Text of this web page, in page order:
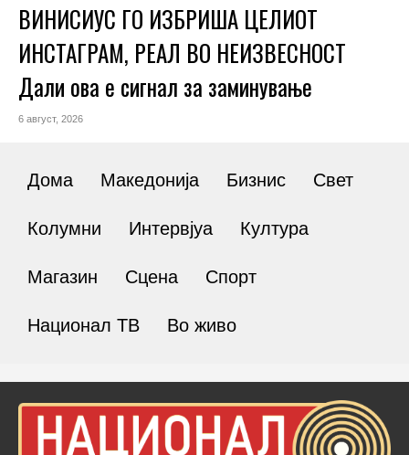
ВИНИСИУС ГО ИЗБРИША ЦЕЛИОТ
ИНСТАГРАМ, РЕАЛ ВО НЕИЗВЕСНОСТ
Дали ова е сигнал за заминување
6 август, 2026
Дома Македонија Бизнис Свет
Колумни Интервјуа Култура
Магазин Сцена Спорт
Национал ТВ Во живо